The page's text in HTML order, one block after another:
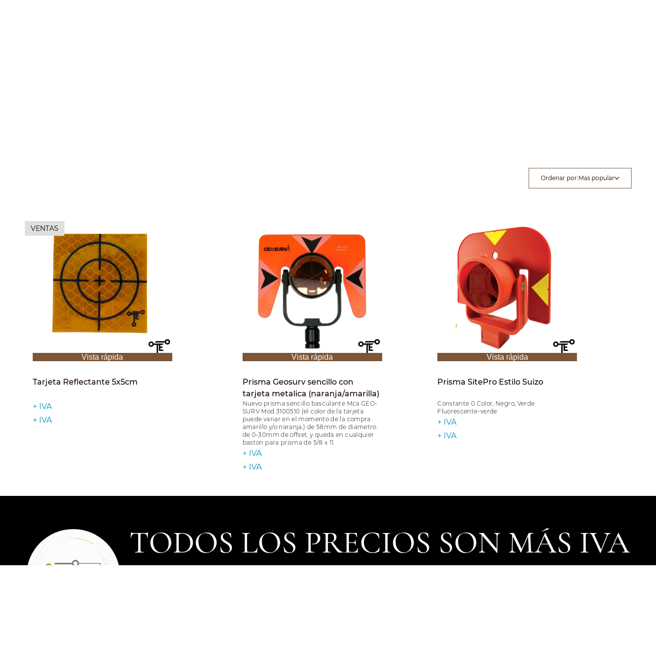
Ordenar por:Más popular
Vista rápida
VENTAS
Tarjeta Reflectante 5x5cm
+ IVA
+ IVA
Vista rápida
Prisma Geosurv sencillo con
tarjeta metalica (naranja/amarilla)
Nuevo prisma sencillo basculante Mca GEO-
SURV Mod 3100510 (el color de la tarjeta
puede variar en el momento de la compra.
amarillo y/o naranja.) de 58mm de diámetro.
de 0-30mm de offset. y queda en cualquier
bastón para prisma de 5/8 x 11.
+ IVA
+ IVA
Vista rápida
Prisma SitePro Estilo Suizo
Constante 0 Color, Negro, Verde
Fluorescente-verde
+ IVA
+ IVA
TODOS LOS PRECIOS SON MÁS IVA